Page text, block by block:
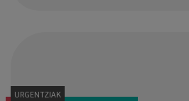
URGENTZIAK